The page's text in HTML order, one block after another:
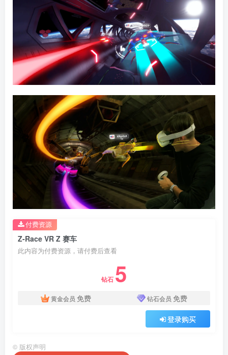
Z-Race VR Z 赛车
此内容为付费资源，请付费后查看
钻石 5
黄金会员 免费 钻石会员 免费
登录购买
付费资源
© 版权声明